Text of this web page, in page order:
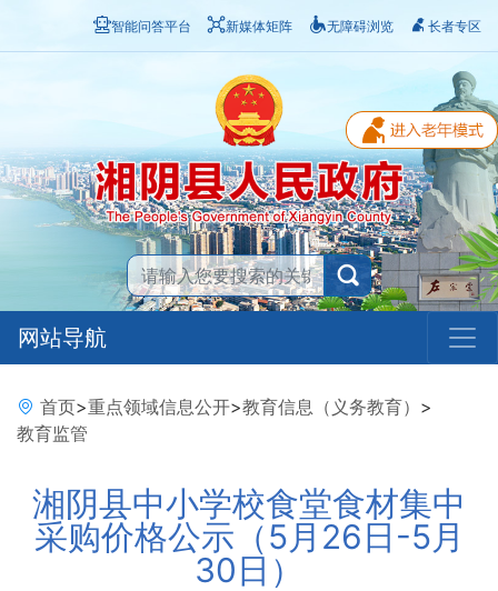
智能问答平台 新媒体矩阵 无障碍浏览 长者专区
网站导航
首页>重点领域信息公开>教育信息（义务教育） >
教育监管
湘阴县中小学校食堂食材集中
采购价格公示（5月26日-5月
30日）